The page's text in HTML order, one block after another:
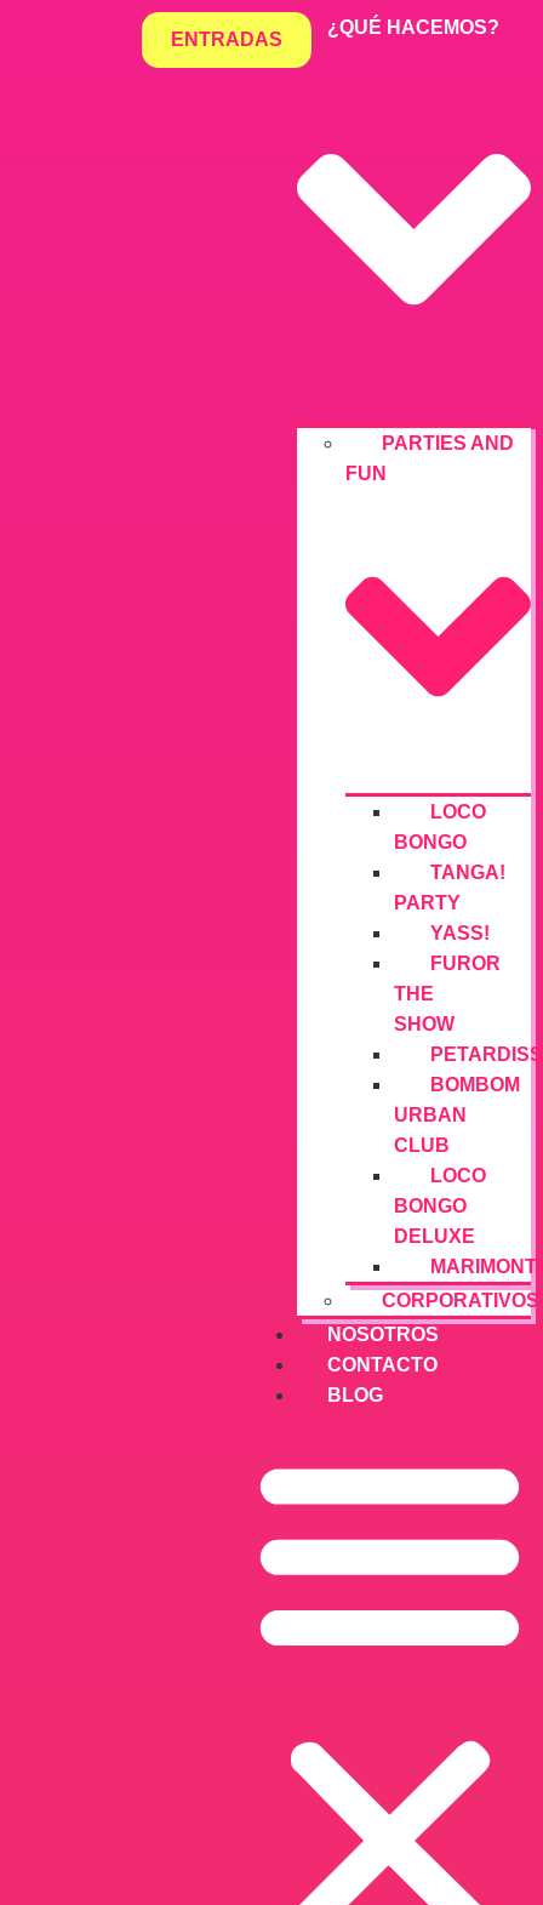
¿QUÉ HACEMOS?
PARTIES AND
FUN
LOCO
BONGO
TANGA!
PARTY
YASS!
FUROR
THE
SHOW
BOMBOM
URBAN
CLUB
LOCO
BONGO
DELUXE
CORPORATIVOS
NOSOTROS
CONTACTO
BLOG
ENTRADAS